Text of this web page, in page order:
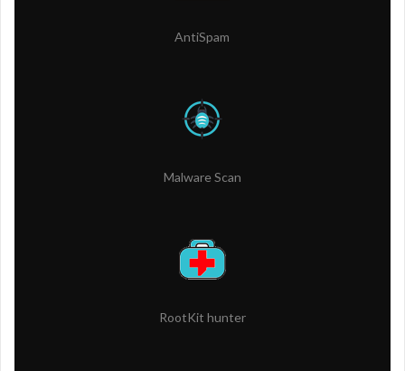
AntiSpam
Malware Scan
RootKit hunter